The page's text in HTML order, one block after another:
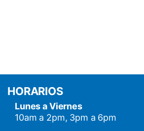
HORARIOS
Lunes a Viernes
10am a 2pm, 3pm a 6pm